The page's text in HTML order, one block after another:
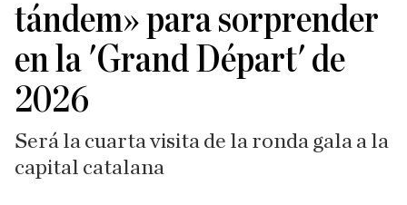
tándem» para sorprender
en la 'Grand Départ' de
2026
Será la cuarta visita de la ronda gala a la
capital catalana